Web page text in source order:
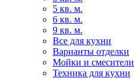
5 кв. м.
6 кв. м.
9 кв. м.
Все для кухни
Варианты отделки
Мойки и смесители
Техника для кухни